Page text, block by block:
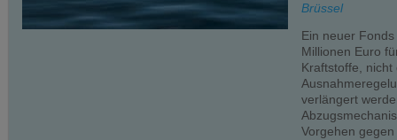
Brüssel
Ein neuer
Millionen Euro
Kraftstoffe, nicht
verlängert
Vorgehen